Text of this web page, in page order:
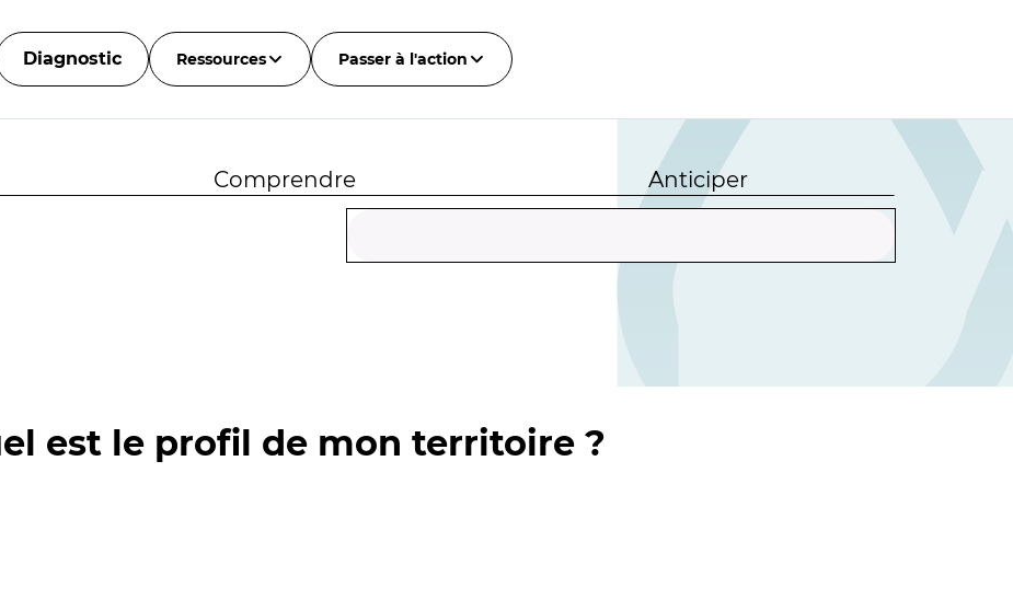
Diagnostic Ressources Passer à l'action
Comprendre Anticiper
est le profil de mon territoire ?